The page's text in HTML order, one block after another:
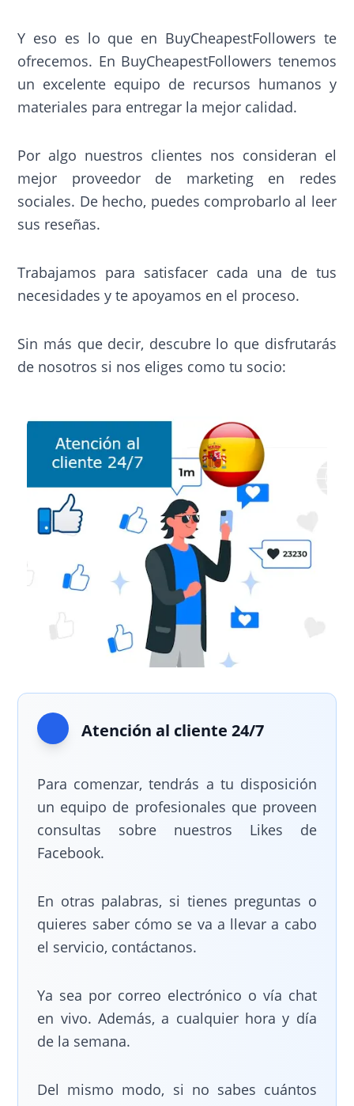
Y eso es lo que en BuyCheapestFollowers te
ofrecemos. En BuyCheapestFollowers tenemos
un excelente equipo de recursos humanos y
materiales para entregar la mejor calidad.
Por algo nuestros clientes nos consideran el
mejor proveedor de marketing en redes
sociales. De hecho, puedes comprobarlo al leer
sus reseñas.
Trabajamos para satisfacer cada una de tus
necesidades y te apoyamos en el proceso.
Sin más que decir, descubre lo que disfrutarás
de nosotros si nos eliges como tu socio:
Atención al cliente 24/7
Para comenzar, tendrás a tu disposición
un equipo de profesionales que proveen
consultas sobre nuestros Likes de
Facebook.
En otras palabras, si tienes preguntas o
quieres saber cómo se va a llevar a cabo
el servicio, contáctanos.
Ya sea por correo electrónico o vía chat
en vivo. Además, a cualquier hora y día
de la semana.
Del mismo modo, si no sabes cuántos